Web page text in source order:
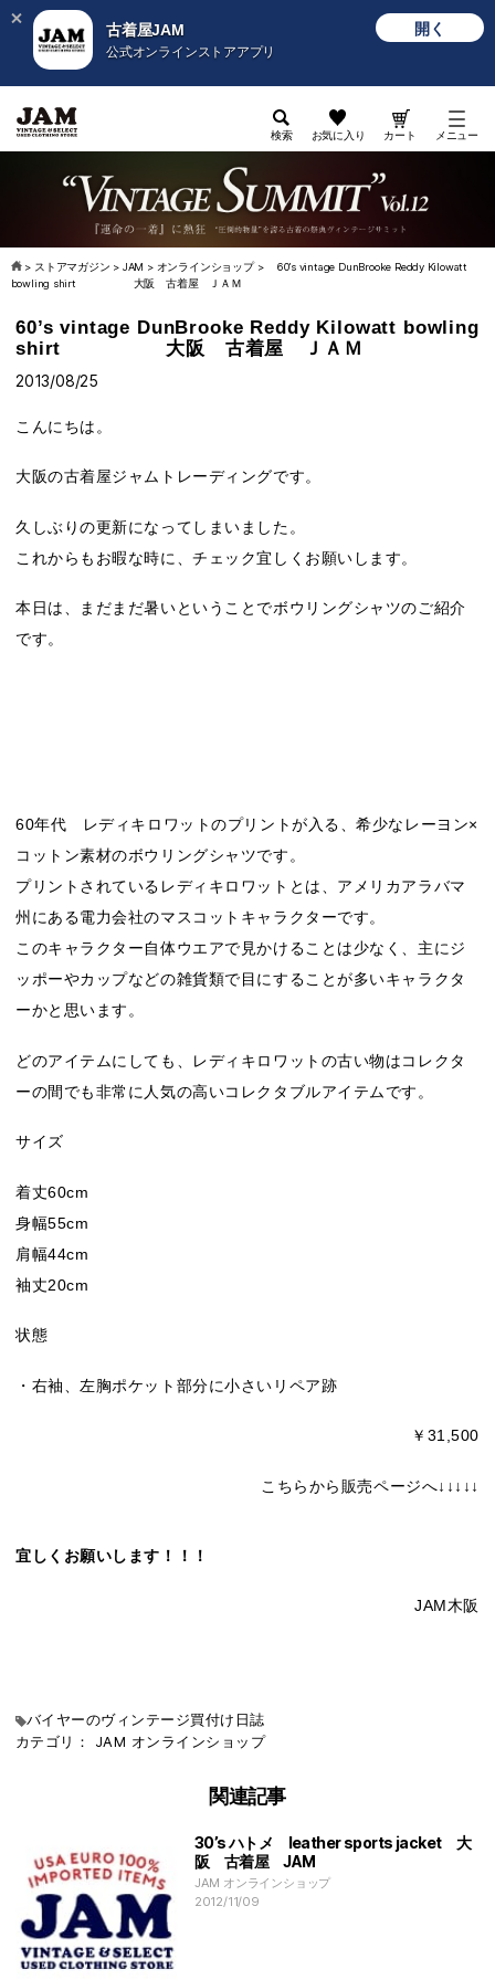
古着屋JAM
公式オンラインストアアプリ
開く
検索 お気に入り カート メニュー
> ストアマガジン > JAM > オンラインショップ>
60’s vintage DunBrooke Reddy Kilowatt
bowling shirt 大阪 古着屋 ＪＡＭ
60’s vintage DunBrooke Reddy Kilowatt bowling
shirt 大阪 古着屋 ＪＡＭ
2013/08/25
こんにちは。
大阪の古着屋ジャムトレーディングです。
久しぶりの更新になってしまいました。
これからもお暇な時に、チェック宜しくお願いします。
本日は、まだまだ暑いということでボウリングシャツのご紹介
です。
60年代 レディキロワットのプリントが入る、希少なレーヨン×
コットン素材のボウリングシャツです。
プリントされているレディキロワットとは、アメリカアラバマ
州にある電力会社のマスコットキャラクターです。
このキャラクター自体ウエアで見かけることは少なく、主にジ
ッポーやカップなどの雑貨類で目にすることが多いキャラクタ
ーかと思います。
どのアイテムにしても、レディキロワットの古い物はコレクタ
ーの間でも非常に人気の高いコレクタブルアイテムです。
サイズ
着丈60cm
身幅55cm
肩幅44cm
袖丈20cm
状態
・右袖、左胸ポケット部分に小さいリペア跡
￥31,500
こちらから販売ページへ↓↓↓↓↓
宜しくお願いします！！！
JAM木阪
バイヤーのヴィンテージ買付け日誌
カテゴリ： JAM オンラインショップ
関連記事
30’s ハトメ leather sports jacket 大
阪 古着屋 JAM
JAM オンラインショップ
2012/11/09